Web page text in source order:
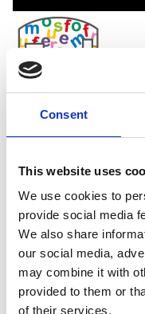
Consent
This website uses
We use cookies to
provide social media
We also share
our social media,
may combine it with
provided to them or
of their services.
Il logo del museo
ORARI
DAL 1° GIUGNO
(COMPRESI)